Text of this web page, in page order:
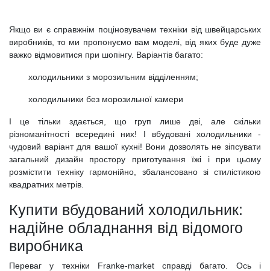
Якщо ви є справжнім поціновувачем техніки від швейцарських
виробників, то ми пропонуємо вам моделі, від яких буде дуже
важко відмовитися при шопінгу. Варіантів багато:
холодильники з морозильним відділенням;
холодильники без морозильної камери
І це тільки здається, що груп лише дві, але скільки
різноманітності всередині них! І вбудовані холодильники -
чудовий варіант для вашої кухні! Вони дозволять не зіпсувати
загальний дизайн простору приготування їжі і при цьому
розмістити техніку гармонійно, збалансовано зі стилістикою
квадратних метрів.
Купити вбудований холодильник:
надійне обладнання від відомого
виробника
Переваг у техніки Franke-market справді багато. Ось і